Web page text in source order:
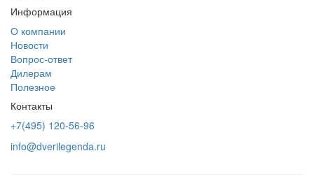
Информация
О компании
Новости
Вопрос-ответ
Дилерам
Полезное
Контакты
+7(495) 120-56-96
info@dverilegenda.ru